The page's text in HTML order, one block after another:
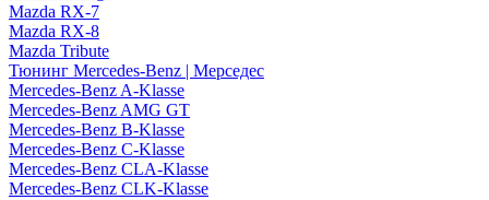
Mazda RX-7
Mazda RX-8
Mazda Tribute
Тюнинг Mercedes-Benz | Мерседес
Mercedes-Benz A-Klasse
Mercedes-Benz AMG GT
Mercedes-Benz B-Klasse
Mercedes-Benz C-Klasse
Mercedes-Benz CLA-Klasse
Mercedes-Benz CLK-Klasse